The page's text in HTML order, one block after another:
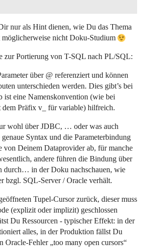
nur als Hint dienen, wie Du das Thema
möglicherweise nicht Doku-Studium
zur Portierung von T-SQL nach PL/SQL:
über @ referenziert und können
unterschieden werden. Dies gibt’s bei
ist eine Namenskonvention (wie bei
dem Präfix v_ für variable) hilfreich.
wohl über JDBC, … oder was auch
Syntax und die Parameterbindung
von Deinem Dataprovider ab, für manche
andere führen die Bindung über
durch… in der Doku nachschauen, wie
bzgl. SQL-Server / Oracle verhält.
Tupel-Cursor zurück, dieser muss
(explizit oder implizit) geschlossen
Du Ressourcen - typischer Effekt: in der
alles, in der Produktion fällst Du
Oracle-Fehler „too many open cursors“